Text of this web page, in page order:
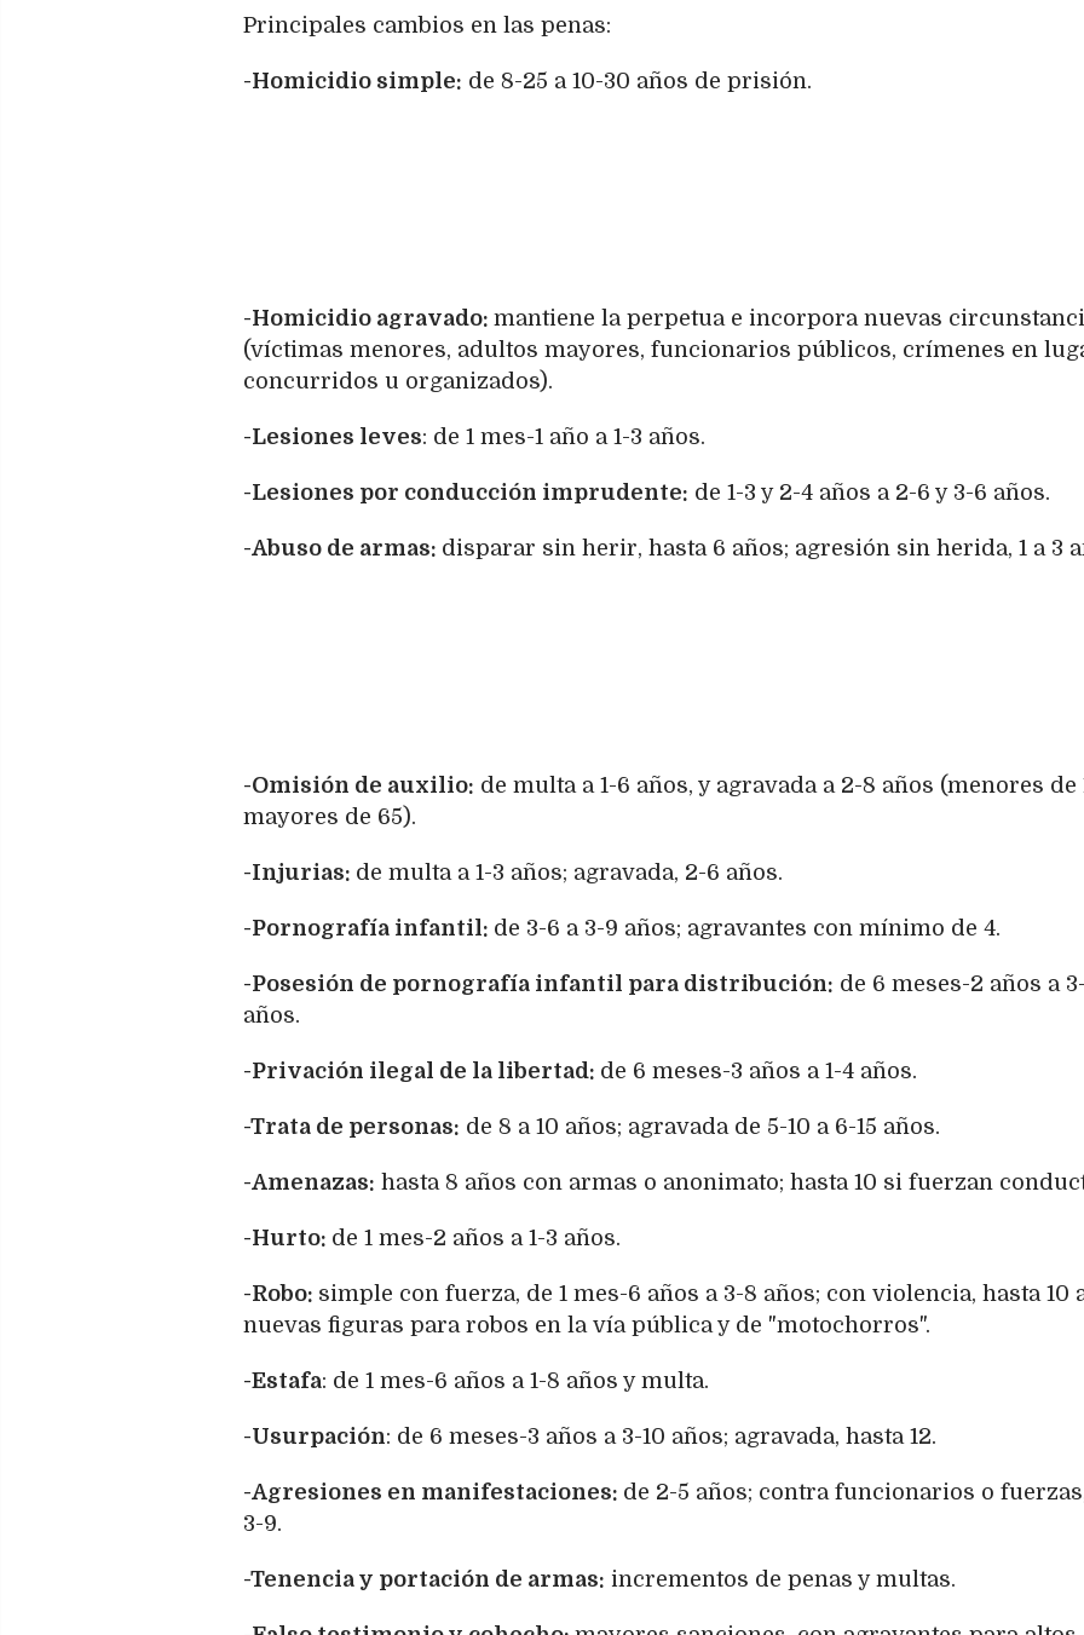
Principales cambios en las penas:
-Homicidio simple: de 8-25 a 10-30 años de prisión.
-Homicidio agravado: mantiene la perpetua e incorpora nuevas
(víctimas menores, adultos mayores, funcionarios públicos, crímenes en
concurridos u organizados).
-Lesiones leves: de 1 mes-1 año a 1-3 años.
-Lesiones por conducción imprudente: de 1-3 y 2-4 años a 2-6 y 3-6 años.
-Abuso de armas: disparar sin herir, hasta 6 años; agresión sin herida, 1 a 3
-Omisión de auxilio: de multa a 1-6 años, y agravada a 2-8 años (menores de
mayores de 65).
-Injurias: de multa a 1-3 años; agravada, 2-6 años.
-Pornografía infantil: de 3-6 a 3-9 años; agravantes con mínimo de 4.
-Posesión de pornografía infantil para distribución: de 6 meses-2 años a
años.
-Privación ilegal de la libertad: de 6 meses-3 años a 1-4 años.
-Trata de personas: de 8 a 10 años; agravada de 5-10 a 6-15 años.
-Amenazas: hasta 8 años con armas o anonimato; hasta 10 si fuerzan
-Hurto: de 1 mes-2 años a 1-3 años.
-Robo: simple con fuerza, de 1 mes-6 años a 3-8 años; con violencia, hasta 10
nuevas figuras para robos en la vía pública y de "motochorros".
-Estafa: de 1 mes-6 años a 1-8 años y multa.
-Usurpación: de 6 meses-3 años a 3-10 años; agravada, hasta 12.
-Agresiones en manifestaciones: de 2-5 años; contra funcionarios o
3-9.
-Tenencia y portación de armas: incrementos de penas y multas.